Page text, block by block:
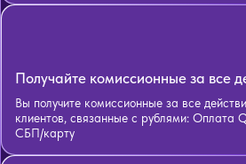
Получайте комиссионные за все
Вы получите комиссионные за все
клиентов, связанные с рублями: Оплата
СБП/карту